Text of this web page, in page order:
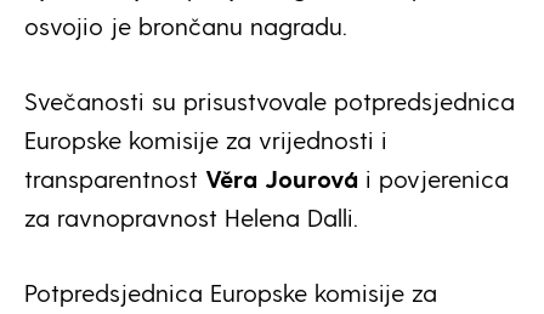
osvojio je brončanu nagradu.
Svečanosti su prisustvovale potpredsjednica
Europske komisije za vrijednosti i
transparentnost Věra Jourová i povjerenica
za ravnopravnost Helena Dalli.
Potpredsjednica Europske komisije za